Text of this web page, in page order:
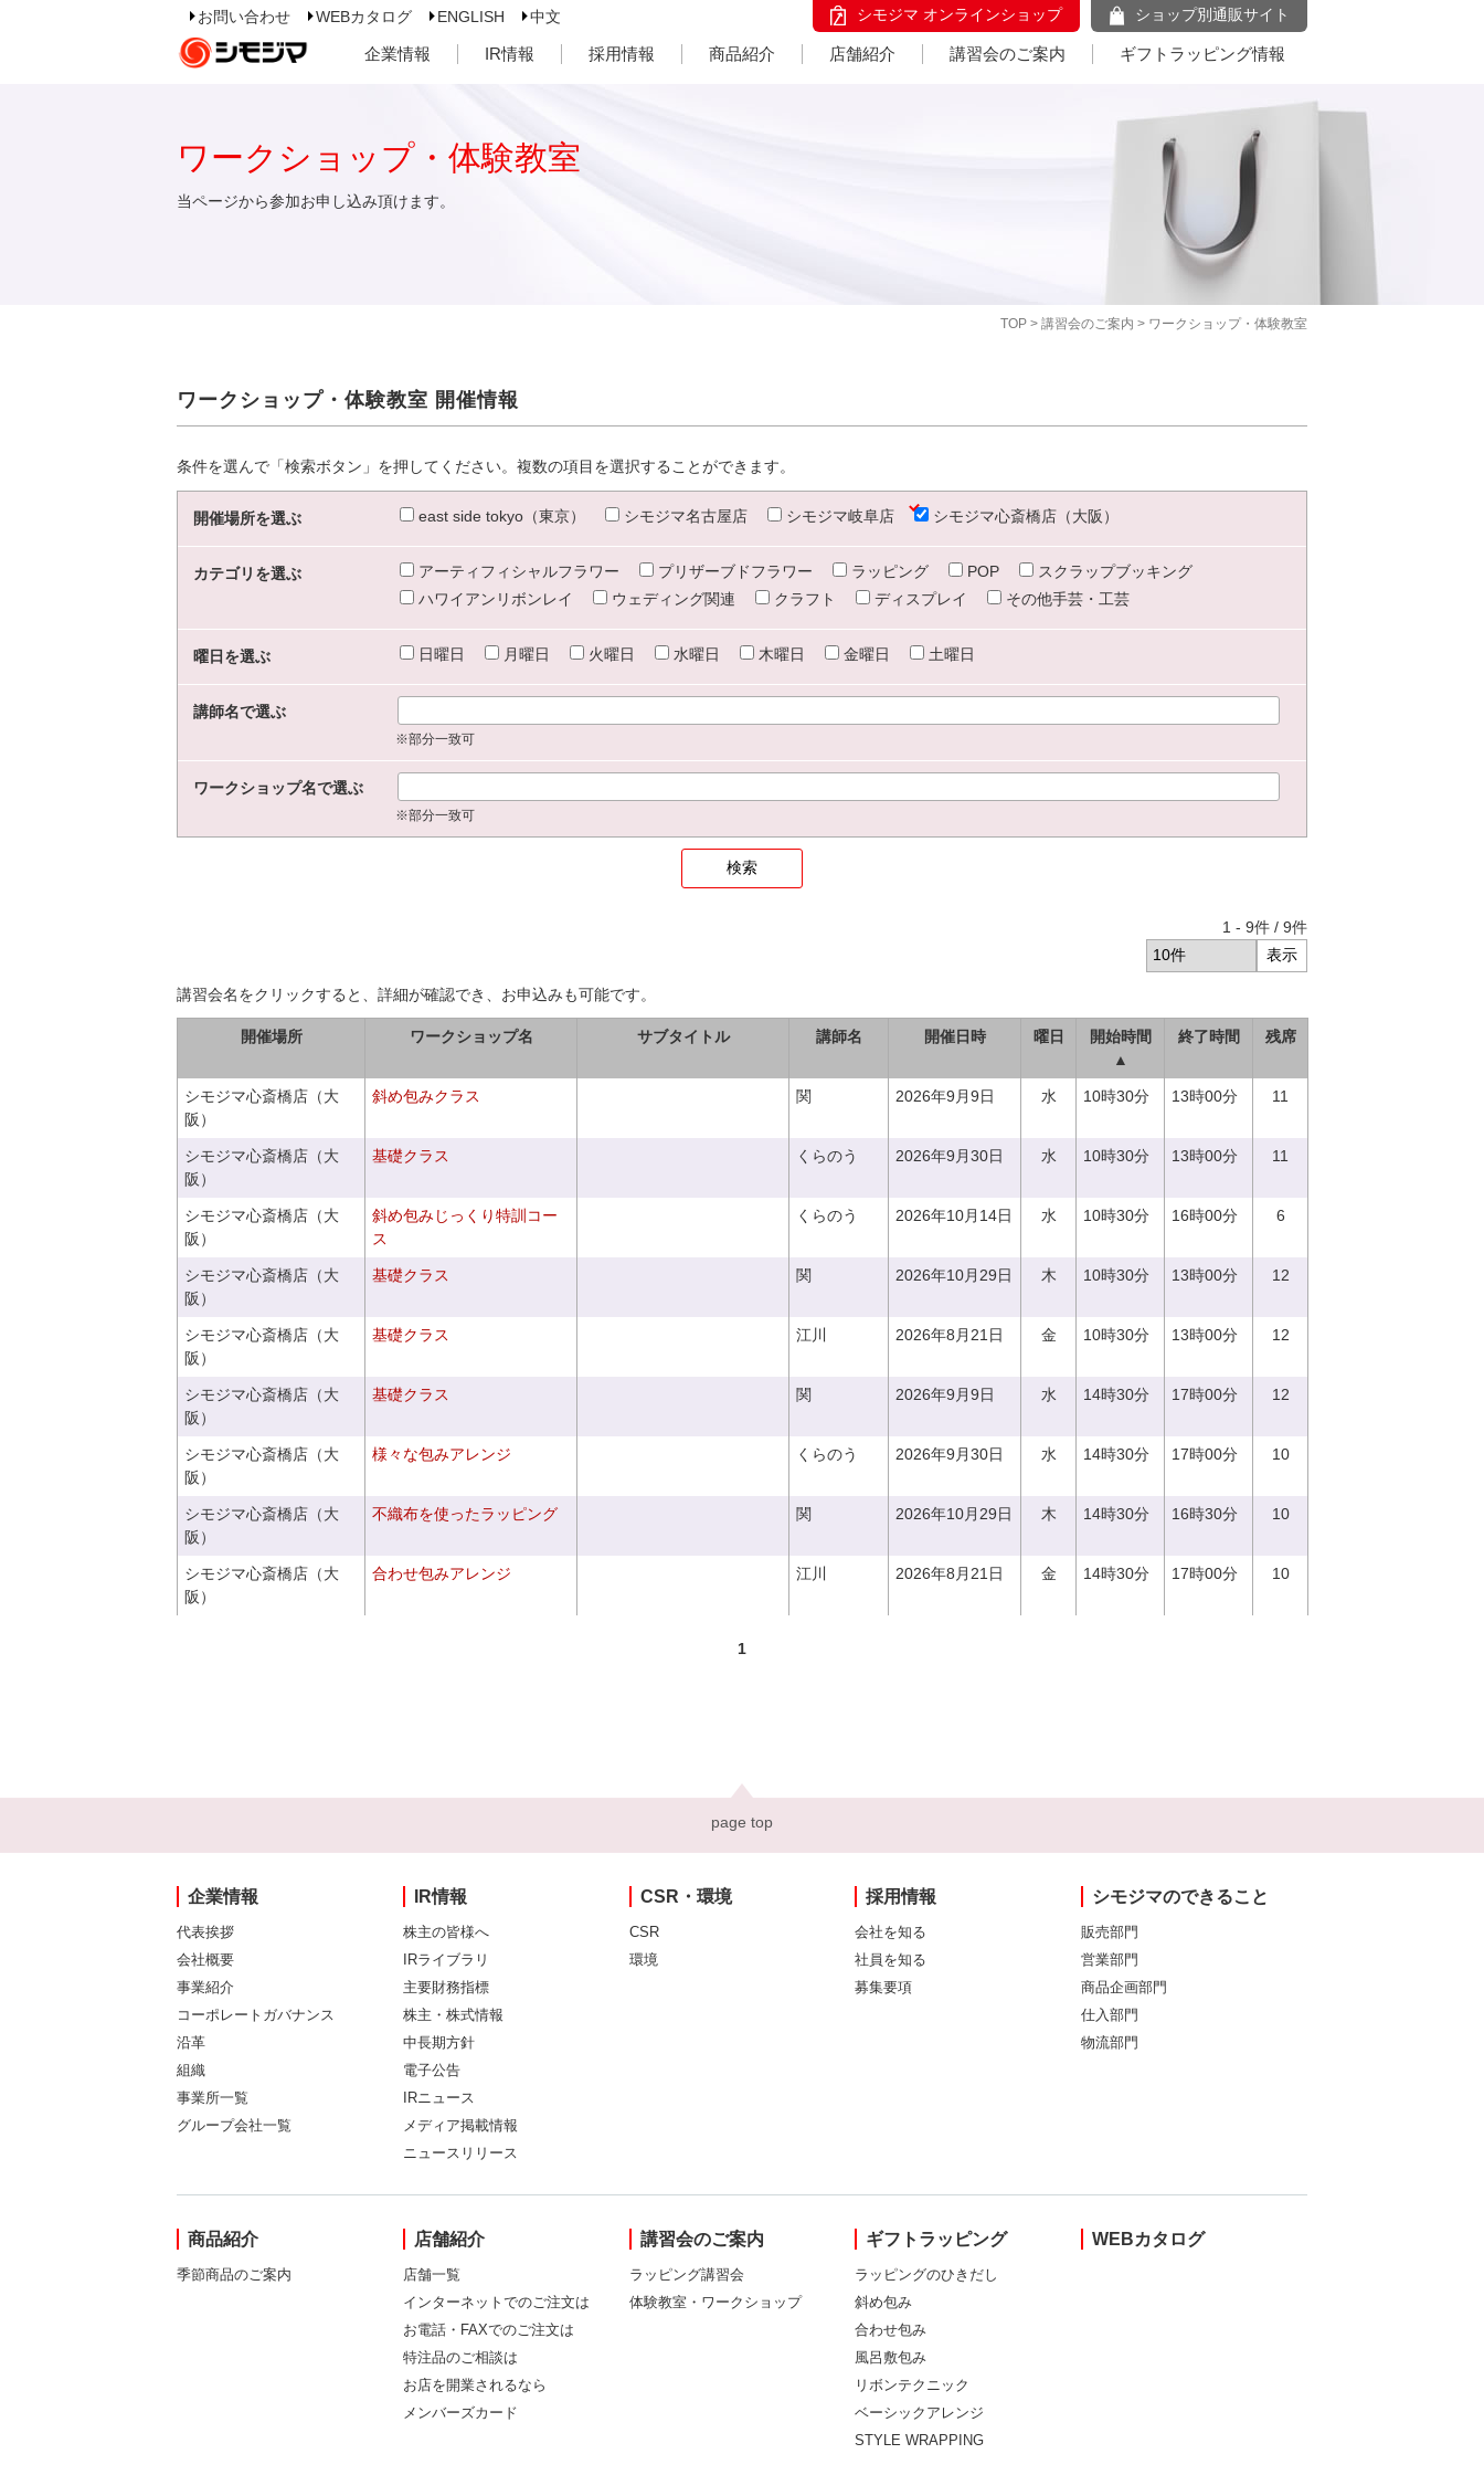
お問い合わせ WEBカタログ ENGLISH 中文 シモジマ オンラインショップ ショップ別通販サイト
企業情報 IR情報 採用情報 商品紹介 店舗紹介 講習会のご案内 ギフトラッピング情報
TOP > 講習会のご案内 > ワークショップ・体験教室
ワークショップ・体験教室
当ページから参加お申し込み頂けます。
ワークショップ・体験教室 開催情報
条件を選んで「検索ボタン」を押してください。複数の項目を選択することができます。
開催場所を選ぶ east side tokyo（東京） シモジマ名古屋店 シモジマ岐阜店 シモジマ心斎橋店（大阪）
カテゴリを選ぶ アーティフィシャルフラワー プリザーブドフラワー ラッピング POP
スクラップブッキング
ハワイアンリボンレイ
ウェディング関連 クラフト ディスプレイ その他手芸・工芸
曜日を選ぶ 日曜日 月曜日 火曜日 水曜日 木曜日 金曜日 土曜日
講師名で選ぶ
※部分一致可
ワークショップ名で選ぶ
※部分一致可
1 - 9件 / 9件
講習会名をクリックすると、詳細が確認でき、お申込みも可能です。
開催場所 ワークショップ名 サブタイトル 講師名 開催日時 曜日
開始時間
▲
終了時間 残席
シモジマ心斎橋店（大
阪）
斜め包みクラス 関 2026年9月9日 水 10時30分 13時00分 11
シモジマ心斎橋店（大
阪）
基礎クラス くらのう 2026年9月30日 水 10時30分 13時00分 11
シモジマ心斎橋店（大
阪）
斜め包みじっくり特訓コー
ス
くらのう 2026年10月14日 水 10時30分 16時00分 6
シモジマ心斎橋店（大
阪）
基礎クラス 関 2026年10月29日 木 10時30分 13時00分 12
シモジマ心斎橋店（大
阪）
基礎クラス 江川 2026年8月21日 金 10時30分 13時00分 12
シモジマ心斎橋店（大
阪）
基礎クラス 関 2026年9月9日 水 14時30分 17時00分 12
シモジマ心斎橋店（大
阪）
様々な包みアレンジ くらのう 2026年9月30日 水 14時30分 17時00分 10
シモジマ心斎橋店（大
阪）
不織布を使ったラッピング 関 2026年10月29日 木 14時30分 16時30分 10
シモジマ心斎橋店（大
阪）
合わせ包みアレンジ 江川 2026年8月21日 金 14時30分 17時00分 10
1
page top
企業情報
代表挨拶
会社概要
事業紹介
コーポレートガバナンス
沿革
組織
事業所一覧
グループ会社一覧
IR情報
株主の皆様へ
IRライブラリ
主要財務指標
株主・株式情報
中長期方針
電子公告
IRニュース
メディア掲載情報
ニュースリリース
CSR・環境
CSR
環境
採用情報
会社を知る
社員を知る
募集要項
シモジマのできること
販売部門
営業部門
商品企画部門
仕入部門
物流部門
商品紹介
季節商品のご案内
店舗紹介
店舗一覧
インターネットでのご注文は
お電話・FAXでのご注文は
特注品のご相談は
お店を開業されるなら
メンバーズカード
講習会のご案内
ラッピング講習会
体験教室・ワークショップ
ギフトラッピング
ラッピングのひきだし
斜め包み
合わせ包み
風呂敷包み
リボンテクニック
ベーシックアレンジ
STYLE WRAPPING
WEBカタログ